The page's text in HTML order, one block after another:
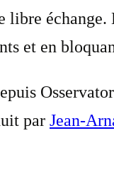
libre échange.
et en
par Jean-